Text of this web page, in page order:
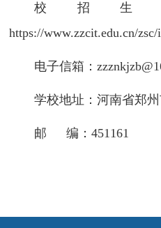
校招生
https://www.zzcit.edu.cn/
电子信箱：
学校地址：河南省郑
邮 编：451161